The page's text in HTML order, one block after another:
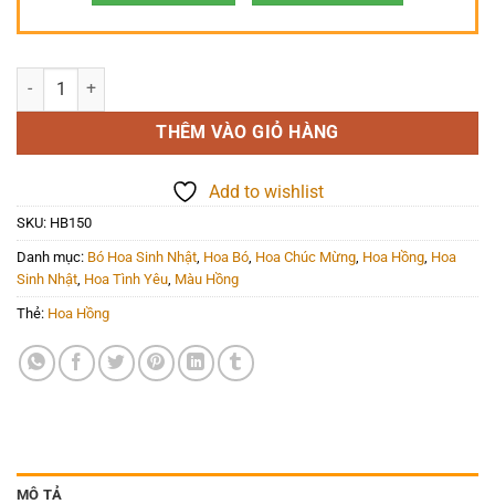
Hoa Bó - HB150 số lượng
THÊM VÀO GIỎ HÀNG
Add to wishlist
SKU: HB150
Danh mục: Bó Hoa Sinh Nhật Hoa Bó Hoa Chúc Mừng Hoa Hồng Hoa
Sinh Nhật Hoa Tình Yêu Màu Hồng
Thẻ: Hoa Hồng
MÔ TẢ